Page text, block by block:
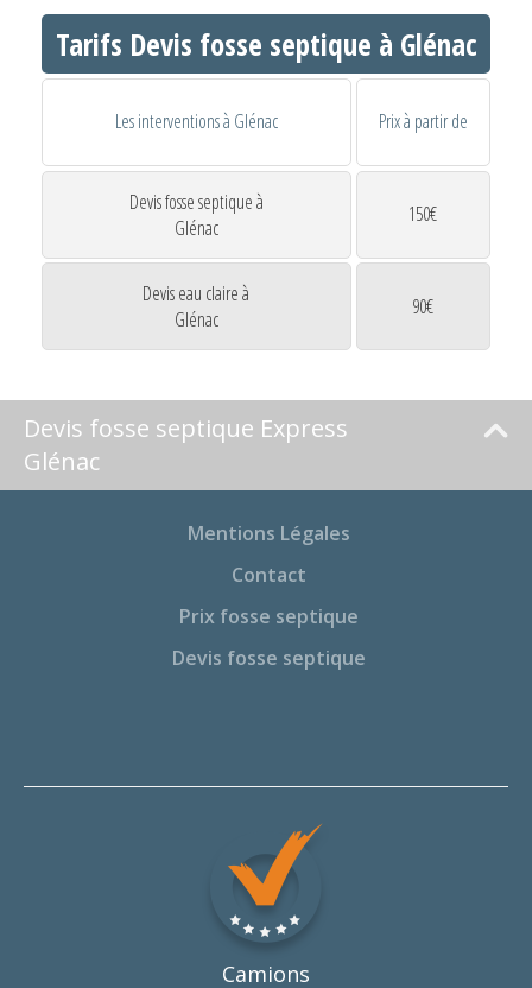
Tarifs Devis fosse septique à Glénac
Les interventions à Glénac Prix à partir de
Devis fosse septique à
Glénac
150€
Devis eau claire à
Glénac
90€
Devis fosse septique Express
Glénac
Mentions Légales
Contact
Prix fosse septique
Devis fosse septique
Camions